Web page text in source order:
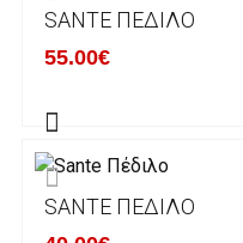
ΠΟΛΙΤΙΚΗ
αντικατάστασή του
προιόν.
Βασική προυπόθεση
SANTE ΠΈΔΙΛΟ
55.00€
SANTE ΠΈΔΙΛΟ